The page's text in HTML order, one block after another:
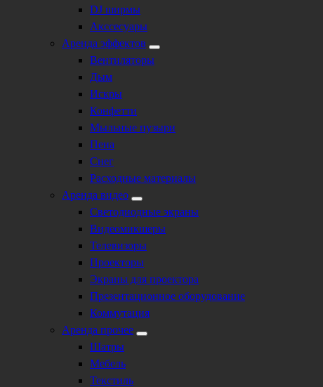
DJ ширмы
Акссесуары
Аренда эффектов
Вентиляторы
Дым
Искры
Конфетти
Мыльные пузыри
Пена
Снег
Расходные материалы
Аренда видео
Светодиодные экраны
Видеомикшеры
Телевизоры
Проекторы
Экраны для проектора
Презентационное оборудование
Коммутация
Аренда прочее
Шатры
Мебель
Текстиль